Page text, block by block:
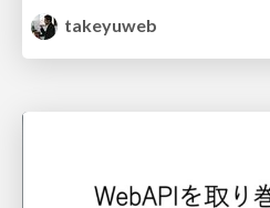
takeyuweb